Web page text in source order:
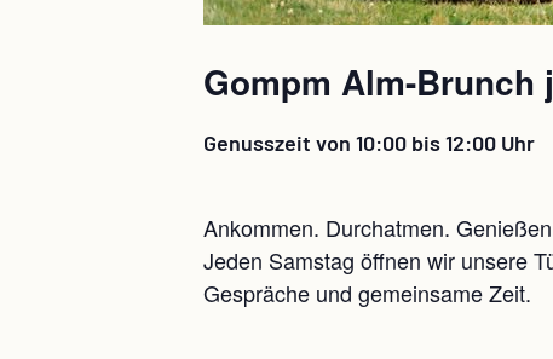
Gompm Alm-Brunch
Genusszeit von 10:00 bis 12:00 Uhr
Ankommen. Durchatmen.
Jeden Samstag öffnen wir unsere
Gespräche und gemeinsame Zeit.